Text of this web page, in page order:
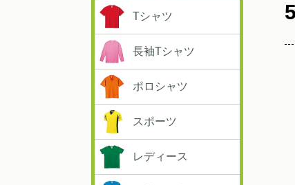
Tシャツ
長袖Tシャツ
ポロシャツ
スポーツ
レディース